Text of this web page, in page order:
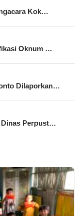
Kok…
Oknum …
Dilaporkan…
Dinas Perpust…